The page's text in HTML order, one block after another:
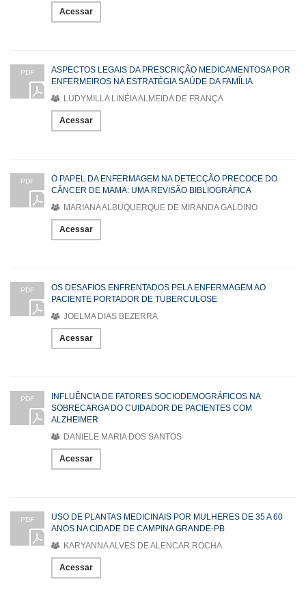
Acessar
PDF
ASPECTOS LEGAIS DA PRESCRIÇÃO MEDICAMENTOSA POR
ENFERMEIROS NA ESTRATÉGIA SAÚDE DA FAMÍLIA
LUDYMILLA LINÉIA ALMEIDA DE FRANÇA
Acessar
PDF
O PAPEL DA ENFERMAGEM NA DETECÇÃO PRECOCE DO
CÂNCER DE MAMA: UMA REVISÃO BIBLIOGRÁFICA
MARIANA ALBUQUERQUE DE MIRANDA GALDINO
Acessar
PDF
OS DESAFIOS ENFRENTADOS PELA ENFERMAGEM AO
PACIENTE PORTADOR DE TUBERCULOSE
JOELMA DIAS BEZERRA
Acessar
PDF
INFLUÊNCIA DE FATORES SOCIODEMOGRÁFICOS NA
SOBRECARGA DO CUIDADOR DE PACIENTES COM
ALZHEIMER
DANIELE MARIA DOS SANTOS
Acessar
PDF
USO DE PLANTAS MEDICINAIS POR MULHERES DE 35 A 60
ANOS NA CIDADE DE CAMPINA GRANDE-PB
KARYANNA ALVES DE ALENCAR ROCHA
Acessar